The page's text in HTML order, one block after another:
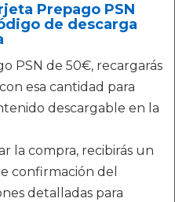
Prepago PSN
de descarga
PSN de 50€, recargarás
esa cantidad para
descargable en la
la compra, recibirás un
confirmación del
detalladas para